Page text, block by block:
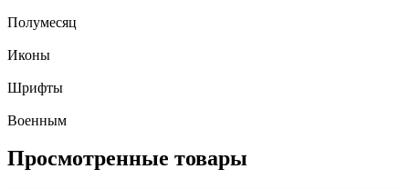
Полумесяц
Иконы
Шрифты
Военным
Просмотренные товары